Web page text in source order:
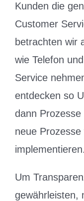
Kunden die
Customer
betrachten wir
wie Telefon
Service
entdecken so
dann
neue
implementieren.
Um
gewährleisten,